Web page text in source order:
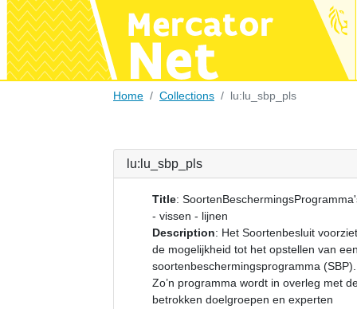
Home Collections lu:lu_sbp_pls
lu:lu_sbp_pls
Title:
- vissen - lijnen
Description: Het Soortenbesluit voorziet
de mogelijkheid tot het opstellen van
soortenbeschermingsprogramma (SBP).
Zo’n programma wordt in overleg met
betrokken doelgroepen en experten